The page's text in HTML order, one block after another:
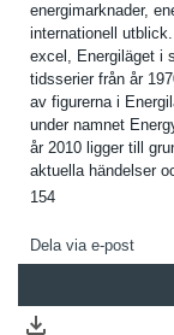
energimark­nader,
internatio­nell
excel, Energiläge­t i
tidsserier från år
av figurerna i
under namnet
år 2010 ligger till
aktuella händelser
154
Dela via e-post